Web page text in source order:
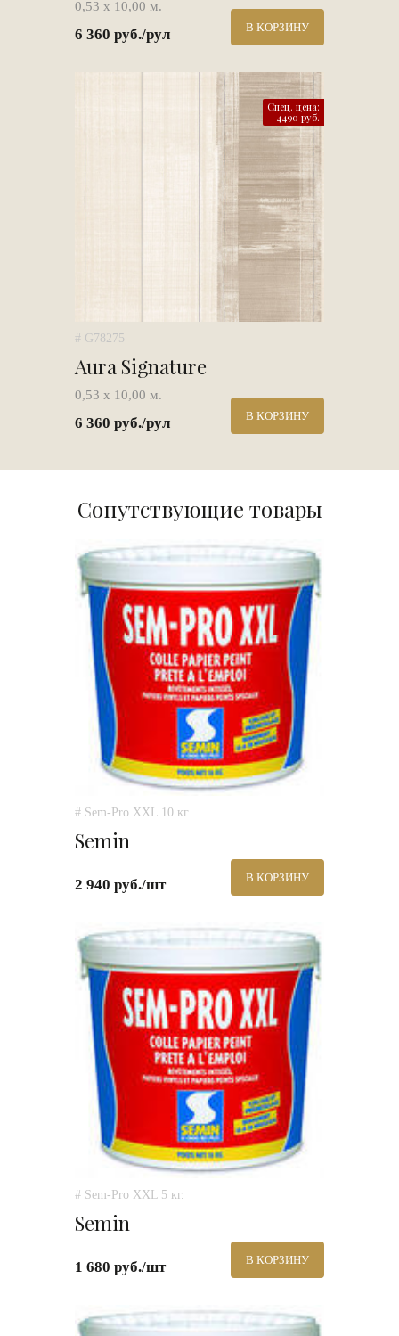
0,53 х 10,00 м.
6 360 руб./рул В КОРЗИНУ
Спец. цена:
4490 руб.
# G78275
Aura Signature
0,53 х 10,00 м.
6 360 руб./рул В КОРЗИНУ
Сопутствующие товары
# Sem-Pro XXL 10 кг
Semin
2 940 руб./шт В КОРЗИНУ
# Sem-Pro XXL 5 кг.
Semin
1 680 руб./шт В КОРЗИНУ